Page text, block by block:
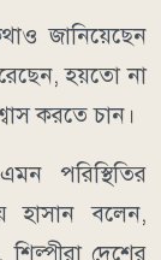
জানিয়েছেন
হয়তো না
করতে চান।
পরিস্থিতির
হাসান বলেন,
দেশের